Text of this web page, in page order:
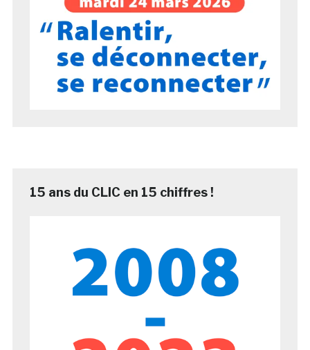
15 ans du CLIC en 15 chiffres !